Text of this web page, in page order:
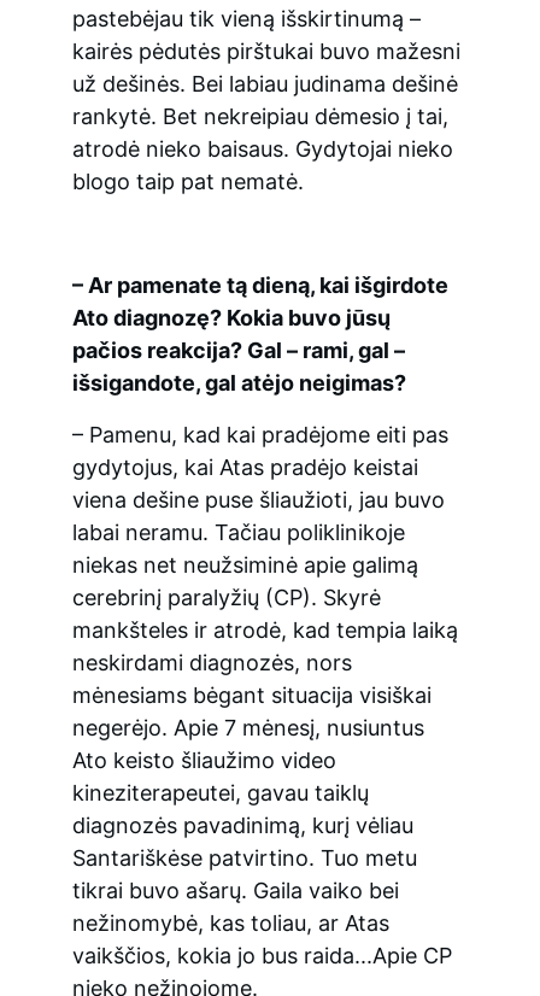
pastebėjau tik vieną išskirtinumą –
kairės pėdutės pirštukai buvo mažesni
už dešinės. Bei labiau judinama dešinė
rankytė. Bet nekreipiau dėmesio į tai,
atrodė nieko baisaus. Gydytojai nieko
blogo taip pat nematė.
– Ar pamenate tą dieną, kai išgirdote
Ato diagnozę? Kokia buvo jūsų
pačios reakcija? Gal – rami, gal –
išsigandote, gal atėjo neigimas?
– Pamenu, kad kai pradėjome eiti pas
gydytojus, kai Atas pradėjo keistai
viena dešine puse šliaužioti, jau buvo
labai neramu. Tačiau poliklinikoje
niekas net neužsiminė apie galimą
cerebrinį paralyžių (CP). Skyrė
mankšteles ir atrodė, kad tempia laiką
neskirdami diagnozės, nors
mėnesiams bėgant situacija visiškai
negerėjo. Apie 7 mėnesį, nusiuntus
Ato keisto šliaužimo video
kineziterapeutei, gavau taiklų
diagnozės pavadinimą, kurį vėliau
Santariškėse patvirtino. Tuo metu
tikrai buvo ašarų. Gaila vaiko bei
nežinomybė, kas toliau, ar Atas
vaikščios, kokia jo bus raida...Apie CP
nieko nežinojome.